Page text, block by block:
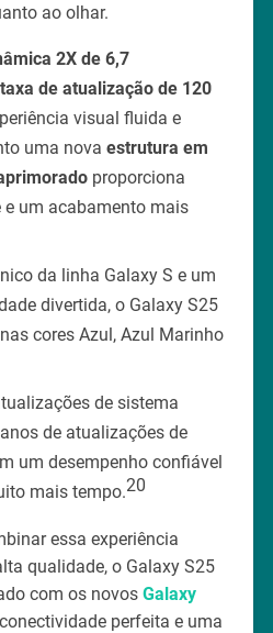
ao olhar.
2X de 6,7
taxa de atualização de 120
visual fluida e
uma nova estrutura em
proporciona
um acabamento mais
da linha Galaxy S e um
divertida, o Galaxy S25
cores Azul, Azul Marinho
de sistema
de atualizações de
um desempenho confiável
mais tempo.20
essa experiência
qualidade, o Galaxy S25
com os novos Galaxy
perfeita e uma